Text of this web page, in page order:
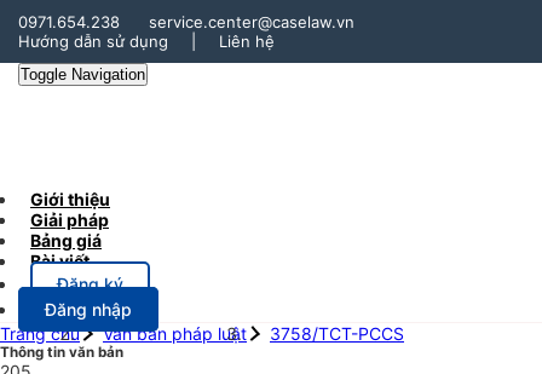
0971.654.238
service.center@caselaw.vn
Hướng dẫn sử dụng
Liên hệ
Toggle Navigation
Giới thiệu
Giải pháp
Bảng giá
Bài viết
Đăng ký
Đăng nhập
Trang chủ
Văn bản pháp luật 3758/TCT-PCCS
Thông tin văn bản